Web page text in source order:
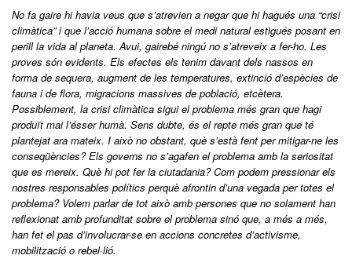
No fa gaire hi havia veus que s’atrevien a negar que hi hagués una “crisi
climàtica” i que l’acció humana sobre el medi natural estigués posant en
perill la vida al planeta. Avui, gairebé ningú no s’atreveix a fer-ho. Les
proves són evidents. Els efectes els tenim davant dels nassos en
forma de sequera, augment de les temperatures, extinció d’espècies de
fauna i de flora, migracions massives de població, etcètera.
Possiblement, la crisi climàtica sigui el problema més gran que hagi
produït mai l’ésser humà. Sens dubte, és el repte més gran que té
plantejat ara mateix. I això no obstant, què s’està fent per mitigar-ne les
conseqüències? Els governs no s’agafen el problema amb la seriositat
que es mereix. Què hi pot fer la ciutadania? Com podem pressionar els
nostres responsables polítics perquè afrontin d’una vegada per totes el
problema? Volem parlar de tot això amb persones que no solament han
reflexionat amb profunditat sobre el problema sinó que, a més a més,
han fet el pas d’involucrar-se en accions concretes d’activisme,
mobilització o rebel·lió.